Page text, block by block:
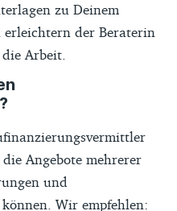
zu Deinem
erleichtern der Beraterin
Arbeit.
Angebote mehrerer
und
Wir empfehlen: